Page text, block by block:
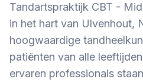
Tandartspraktijk CBT -
in het hart van Ulvenhout,
hoogwaardige
patiënten van alle
ervaren professionals